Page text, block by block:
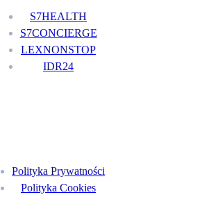
S7HEALTH
S7CONCIERGE
LEXNONSTOP
IDR24
Polityka Prywatności
Polityka Cookies